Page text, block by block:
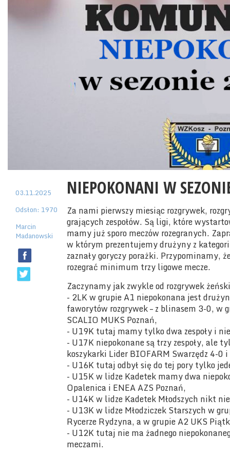
03.11.2025
Odsłon: 1970
Marcin
Madanowski
NIEPOKONANI W
Za nami pierwszy miesiąc rozgrywek,
grających zespołów. Są ligi, które
mamy już sporo meczów rozegranych.
w którym prezentujemy drużyny z
zaznały goryczy porażki. Przypominamy,
rozegrać minimum trzy ligowe mecze.
Zaczynamy jak zwykle od rozgrywek
- 2LK w grupie A1 niepokonana jest
faworytów rozgrywek – z blinasem 3-0,
SCALIO MUKS Poznań,
- U19K tutaj mamy tylko dwa zespoły i nie
- U17K niepokonane są trzy zespoły, ale
koszykarki Lider BIOFARM Swarzędz 4-0
- U16K tutaj odbył się do tej pory tylko
- U15K w lidze Kadetek mamy dwa
Opalenica i ENEA AZS Poznań,
- U14K w lidze Kadetek Młodszych nikt
- U13K w lidze Młodziczek Starszych w
Rycerze Rydzyna, a w grupie A2 UKS
- U12K tutaj nie ma żadnego
meczami.